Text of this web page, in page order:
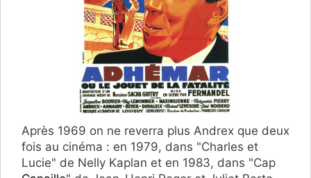
Après 1969 on ne reverra plus Andrex que deux
fois au cinéma : en 1979, dans "Charles et
Lucie" de Nelly Kaplan et en 1983, dans "Cap